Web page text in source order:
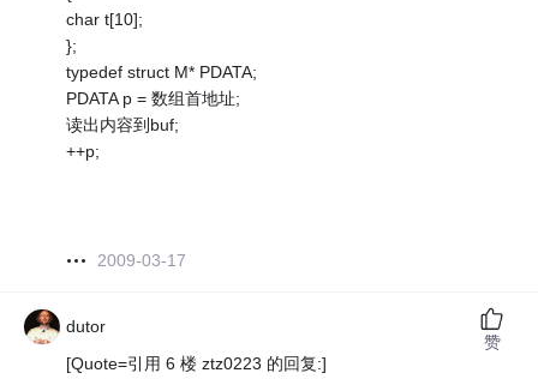
char t[10];
};
typedef struct M* PDATA;
PDATA p = 数组首地址;
读出内容到buf;
++p;
2009-03-17
dutor
[Quote=引用 6 楼 ztz0223 的回复:]
赞